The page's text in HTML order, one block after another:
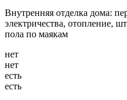
Внутренняя отделка дома:
электричества, отопление,
пола по маякам
нет
нет
есть
есть